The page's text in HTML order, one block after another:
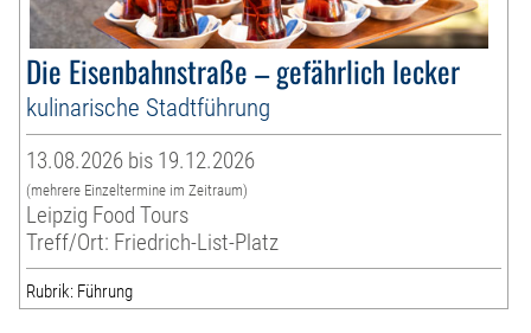
Die Eisenbahnstraße – gefährlich lecker
kulinarische Stadtführung
13.08.2026 bis 19.12.2026
(mehrere Einzeltermine im Zeitraum)
Leipzig Food Tours
Treff/Ort: Friedrich-List-Platz
Rubrik: Führung